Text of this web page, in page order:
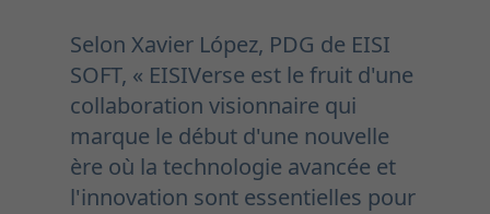
Selon Xavier López, PDG de EISI
SOFT, « EISIVerse est le fruit d'une
collaboration visionnaire qui
marque le début d'une nouvelle
ère où la technologie avancée et
l'innovation sont essentielles pour